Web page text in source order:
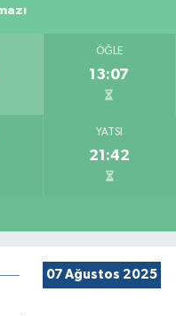
ÖĞLE
13:07
YATSI
21:42
07 Ağustos 2025